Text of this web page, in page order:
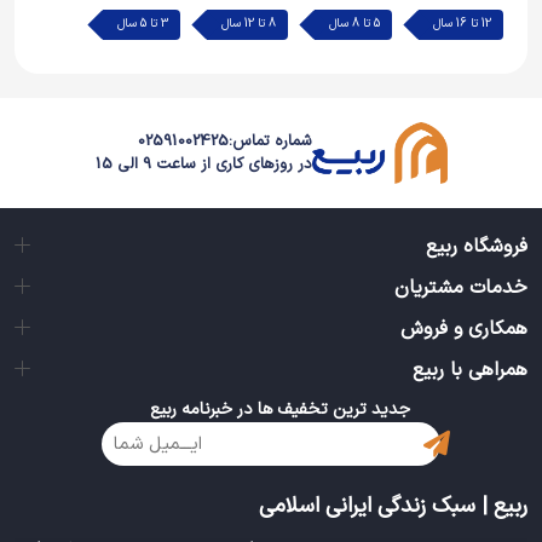
چیزی که در قسمت داخل ماشین‌اش وجود دارد را مشاهده
کند.
عقب کشی می‌باشد. یعنی هنگامی که کودک آن را به سمت
عقب بکشد و رهایش کند، ماشین به سمت جلو شروع به
در حین بازی بالا برود و حس شادی را به مقدار بسیار زیادی
تجربه کند. همچنین در قسمت زیر اسباب بازی ماشین آفرود
تویوتا سفید طاها، شفت فلزی قرار دارد و وجود این شفت
باعث شده که ماشین بتواند ظرفیت تحمل وزن بیشتری را
داشته باشد و با فشار آوردن بر روی آن به آسانی نشکند و
همین طور شفت‌ها احتمال آسیب پذیری چرخ ماشین‌ها را هم
به صفر رسانده‌اند.
12 تا 16 سال 5 تا 8 سال 8 تا 12 سال 3 تا 5 سال
شماره تماس:02591002425
در روزهای کاری از ساعت 9 الی 15
فروشگاه ربیع
خدمات مشتریان
همکاری و فروش
همراهی با ربیع
جدید ترین تخفیف ها در خبرنامه ربیع
ربیع | سبک زندگی ایرانی اسلامی